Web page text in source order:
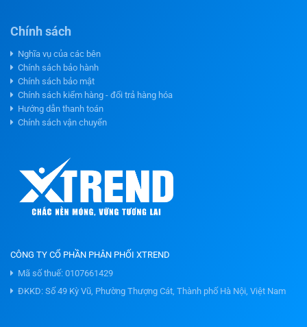
Chính sách
Nghĩa vụ của các bên
Chính sách bảo hành
Chính sách bảo mật
Chính sách kiểm hàng - đổi trả hàng hóa
Hướng dẫn thanh toán
Chính sách vận chuyển
CÔNG TY CỔ PHẦN PHÂN PHỐI XTREND
Mã số thuế: 0107661429
ĐKKD: Số 49 Kỳ Vũ, Phường Thượng Cát, Thành phố Hà Nội, Việt Nam